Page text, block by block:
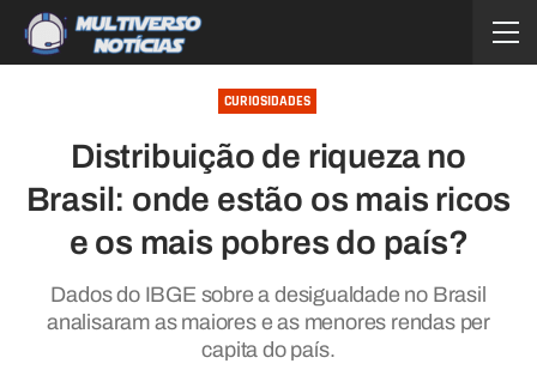
CURIOSIDADES
Distribuição de riqueza no
Brasil: onde estão os mais ricos
e os mais pobres do país?
Dados do IBGE sobre a desigualdade no Brasil
analisaram as maiores e as menores rendas per
capita do país.